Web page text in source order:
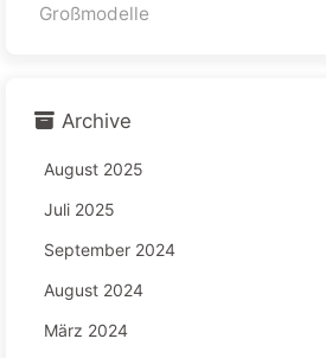
Großmodelle
Archive
August 2025
Juli 2025
September 2024
August 2024
März 2024